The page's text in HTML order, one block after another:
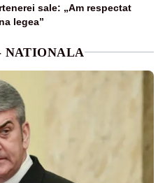
sale: „Am respectat
legea”
NATIONALA